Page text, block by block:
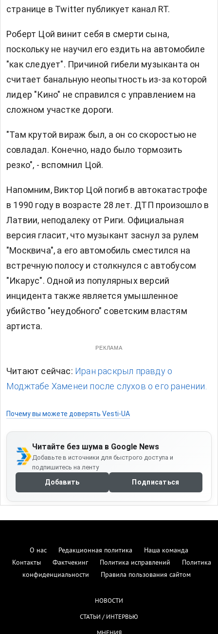
странице в Twitter публикует канал RT.
Роберт Цой винит себя в смерти сына,
поскольку не научил его ездить на автомобиле
"как следует". Причиной гибели музыканта он
считает банальную неопытность из-за которой
лидер "Кино" не справился с управлением на
сложном участке дороги.
"Там крутой вираж был, а он со скоростью не
совладал. Конечно, надо было тормозить
резко", - вспомнил Цой.
Напомним, Виктор Цой погиб в автокатастрофе
в 1990 году в возрасте 28 лет. ДТП произошло в
Латвии, неподалеку от Риги. Официальная
версия гласит, что музыкант заснул за рулем
"Москвича", а его автомобиль сместился на
встречную полосу и столкнулся с автобусом
"Икарус". Одной из популярных версий
инцидента также является умышленное
убийство "неудобного" советским властям
артиста.
РЕКЛАМА
Читают сейчас: Иран раскрыл правду о
Моджтабе Хаменеи после слухов о его ранении.
Почему вы можете доверять Vesti-UA
Читайте без шума в Google News
Добавьте в источники для быстрого доступа и
подпишитесь на ленту
Добавить Подписаться
О нас Редакционная политика
Наша команда
Контакты
Фактчекинг Политика исправлений
Политика
конфиденциальности
Правила пользования сайтом
НОВОСТИ
СТАТЬИ / ИНТЕРВЬЮ